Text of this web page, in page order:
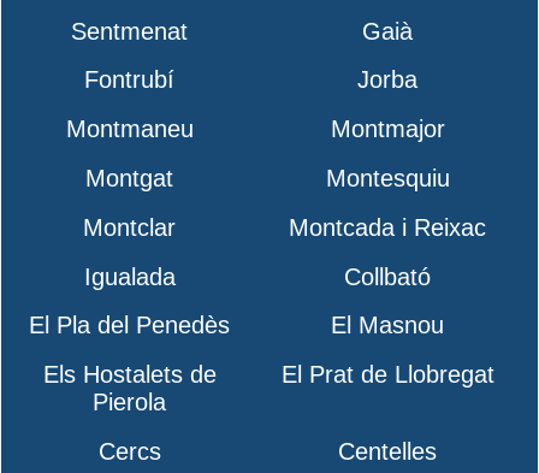
Sentmenat
Gaià
Fontrubí
Jorba
Montmaneu
Montmajor
Montgat
Montesquiu
Montclar
Montcada i Reixac
Igualada
Collbató
El Pla del Penedès
El Masnou
Els Hostalets de
Pierola
El Prat de Llobregat
Cercs
Centelles